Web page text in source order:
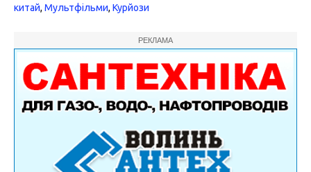
китай, Мультфільми, Курйози
РЕКЛАМА